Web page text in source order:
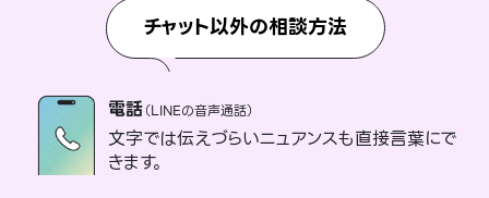
チャット以外の相談方法
電話（LINEの音声通話）
文字では伝えづらいニュアンスも直接言葉にで
きます。